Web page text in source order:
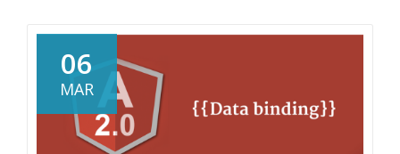
Json
Web
Token
06
MAR